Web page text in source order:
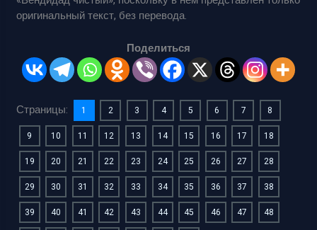
оригинальный текст, без перевода.
Поделиться
Страницы: 1 2 3 4 5 6 7
8
9
10 11 12 13 14 15 16 17
18
19
20 21 22 23 24 25 26 27
28
29
30 31 32 33 34 35 36 37
38
39
40 41 42 43 44 45 46 47
48